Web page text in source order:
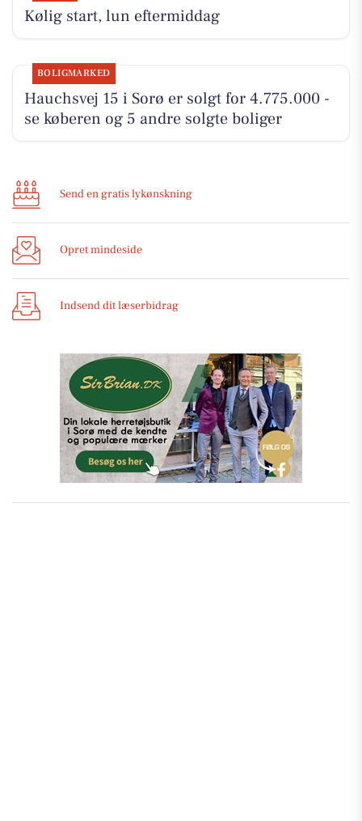
Kølig start, lun eftermiddag
BOLIGMARKED
Hauchsvej 15 i Sorø er solgt for 4.775.000 -
se køberen og 5 andre solgte boliger
Send en gratis lykønskning
Opret mindeside
Indsend dit læserbidrag